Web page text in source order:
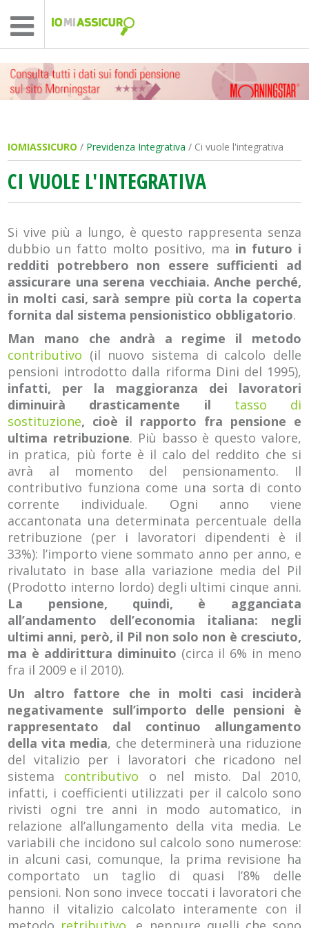
IOMIASSICURO / Previdenza Integrativa / Ci vuole l'integrativa
CI VUOLE L'INTEGRATIVA
Si vive più a lungo, è questo rappresenta senza
dubbio un fatto molto positivo, ma in futuro i
redditi potrebbero non essere sufficienti ad
assicurare una serena vecchiaia. Anche perché,
in molti casi, sarà sempre più corta la coperta
fornita dal sistema pensionistico obbligatorio.
Man mano che andrà a regime il metodo
contributivo (il nuovo sistema di calcolo delle
pensioni introdotto dalla riforma Dini del 1995),
infatti, per la maggioranza dei lavoratori
diminuirà drasticamente il tasso di
sostituzione, cioè il rapporto fra pensione e
ultima retribuzione. Più basso è questo valore,
in pratica, più forte è il calo del reddito che si
avrà al momento del pensionamento. Il
contributivo funziona come una sorta di conto
corrente individuale. Ogni anno viene
accantonata una determinata percentuale della
retribuzione (per i lavoratori dipendenti è il
33%): l’importo viene sommato anno per anno, e
rivalutato in base alla variazione media del Pil
(Prodotto interno lordo) degli ultimi cinque anni.
La pensione, quindi, è agganciata
all’andamento dell’economia italiana: negli
ultimi anni, però, il Pil non solo non è cresciuto,
ma è addirittura diminuito (circa il 6% in meno
fra il 2009 e il 2010).
Un altro fattore che in molti casi inciderà
negativamente sull’importo delle pensioni è
rappresentato dal continuo allungamento
della vita media, che determinerà una riduzione
del vitalizio per i lavoratori che ricadono nel
sistema contributivo o nel misto. Dal 2010,
infatti, i coefficienti utilizzati per il calcolo sono
rivisti ogni tre anni in modo automatico, in
relazione all’allungamento della vita media. Le
variabili che incidono sul calcolo sono numerose:
in alcuni casi, comunque, la prima revisione ha
comportato un taglio di quasi l’8% delle
pensioni. Non sono invece toccati i lavoratori che
hanno il vitalizio calcolato interamente con il